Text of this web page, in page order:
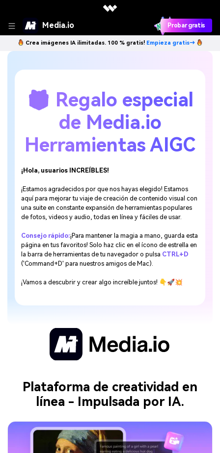
Media.io Probar gratis
Crea imágenes IA ilimitadas. 100 % gratis! Empieza gratis→
🎁 Regalo especial
de Media.io
Herramientas AIGC
¡Hola, usuarios INCREÍBLES!
¡Estamos agradecidos por que nos hayas elegido! Estamos
aquí para mejorar tu viaje de creación de contenido visual con
una suite en constante expansión de herramientas populares
de fotos, videos y audio, todas en línea y fáciles de usar.
Consejo rápido:¡Para mantener la magia a mano, guarda esta
página en tus favoritos! Solo haz clic en el ícono de estrella en
la barra de herramientas de tu navegador o pulsa CTRL+D
('Command+D' para nuestros amigos de Mac).
¡Vamos a descubrir y crear algo increíble juntos! 👇🚀💥
Plataforma de creatividad en
línea - Impulsada por IA.